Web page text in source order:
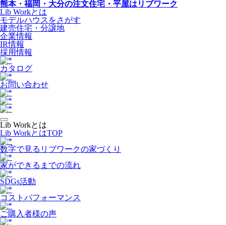
熊本・福岡・大分の注文住宅・平屋はリブワーク
Lib Workとは
モデルハウスをさがす
建売住宅・分譲地
企業情報
IR情報
採用情報
カタログ
お問い合わせ
Lib Workとは
Lib WorkとはTOP
数字で⾒るリブワークの家づくり
家ができるまでの流れ
SDGs活動
コストパフォーマンス
ご購入者様の声